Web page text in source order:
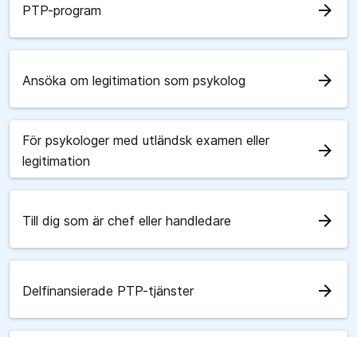
PTP-program arrow_forward
Ansöka om legitimation som psykolog arrow_forward
För psykologer med utländsk examen eller
legitimation
arrow_forward
Till dig som är chef eller handledare arrow_forward
Delfinansierade PTP-tjänster arrow_forward